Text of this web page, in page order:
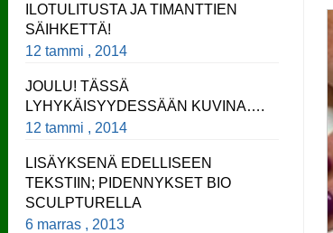
ILOTULITUSTA JA TIMANTTIEN
SÄIHKETTÄ!
12 tammi , 2014
JOULU! TÄSSÄ
LYHYKÄISYYDESSÄÄN KUVINA….
12 tammi , 2014
LISÄYKSENÄ EDELLISEEN
TEKSTIIN; PIDENNYKSET BIO
SCULPTURELLA
6 marras , 2013